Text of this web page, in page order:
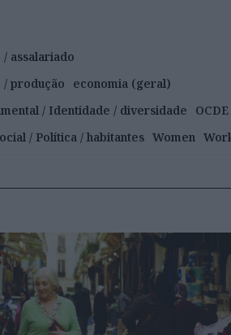
assalariado
/ produção
economia (geral)
/ Identidade / diversidade OCDE
/ Política / habitantes Women